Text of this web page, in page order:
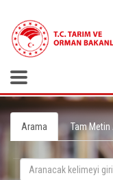
Arama Tam Metin